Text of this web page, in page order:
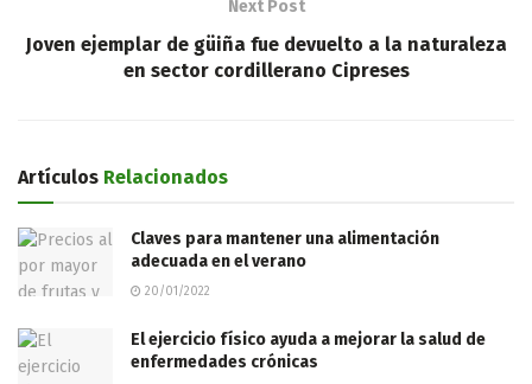
Next Post
Joven ejemplar de güiña fue devuelto a la naturaleza
en sector cordillerano Cipreses
Artículos Relacionados
Claves para mantener una alimentación
adecuada en el verano
20/01/2022
El ejercicio físico ayuda a mejorar la salud de
enfermedades crónicas